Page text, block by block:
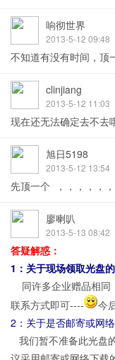
响彻世界
2013-5-12 09:48
不知道有没有时间，顶
clinjiang
2013-5-12 11:03
现在还无法确定去不去
旭日5198
2013-5-12 13:54
先顶一个 ，，，，，，
廖喇叭
2013-5-13 08:42
答疑解惑：
1：关于现场领取光盘
同许多企业赠品相同
联系方式即可----
今
2：关于是否邮寄或网
我们暂不准备此光盘